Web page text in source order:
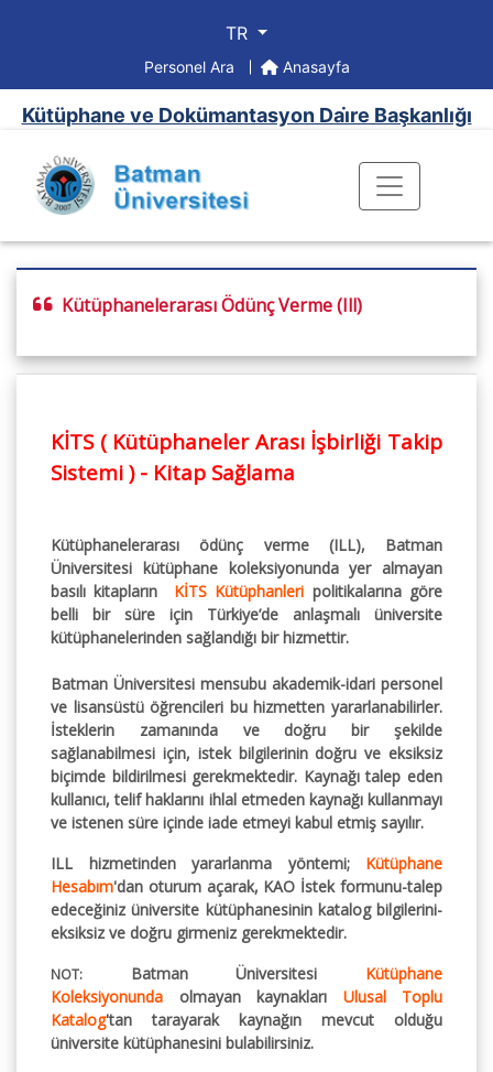
TR
Personel Ara Anasayfa
Kütüphane ve Dokümantasyon Dai̇re Başkanlığı
Kütüphanelerarası Ödünç Verme (Ill)
KİTS ( Kütüphaneler Arası İşbirliği Takip
Sistemi ) - Kitap Sağlama
Kütüphanelerarası ödünç verme (ILL), Batman
Üniversitesi kütüphane koleksiyonunda yer almayan
basılı kitapların KİTS Kütüphanleri politikalarına göre
belli bir süre için Türkiye’de anlaşmalı üniversite
kütüphanelerinden sağlandığı bir hizmettir.
Batman Üniversitesi mensubu akademik-idari personel
ve lisansüstü öğrencileri bu hizmetten yararlanabilirler.
İsteklerin zamanında ve doğru bir şekilde
sağlanabilmesi için, istek bilgilerinin doğru ve eksiksiz
biçimde bildirilmesi gerekmektedir. Kaynağı talep eden
kullanıcı, telif haklarını ihlal etmeden kaynağı kullanmayı
ve istenen süre içinde iade etmeyi kabul etmiş sayılır.
ILL hizmetinden yararlanma yöntemi; Kütüphane
Hesabım'dan oturum açarak, KAO İstek formunu-talep
edeceğiniz üniversite kütüphanesinin katalog bilgilerini-
eksiksiz ve doğru girmeniz gerekmektedir.
NOT: Batman Üniversitesi Kütüphane
Koleksiyonunda olmayan kaynakları Ulusal Toplu
Katalog'tan tarayarak kaynağın mevcut olduğu
üniversite kütüphanesini bulabilirsiniz.